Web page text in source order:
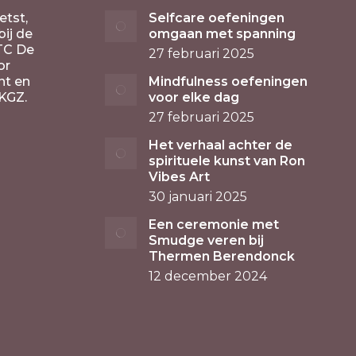
de
De
en
Selfcare oefeningen
omgaan met spanning
27 februari 2025
Mindfulness oefeningen
voor elke dag
27 februari 2025
Het verhaal achter de
spirituele kunst van Ron
Vibes Art
30 januari 2025
Een ceremonie met
Smudge veren bij
Thermen Berendonck
12 december 2024